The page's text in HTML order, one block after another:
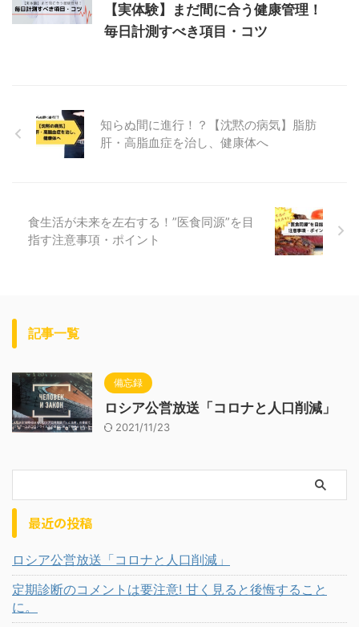
【実体験】まだ間に合う健康管理！
毎日計測すべき項目・コツ
知らぬ間に進行！？【沈黙の病気】脂肪
肝・高脂血症を治し、健康体へ
食生活が未来を左右する！”医食同源”を目
指す注意事項・ポイント
記事一覧
備忘録
ロシア公営放送「コロナと人口削減」
2021/11/23
最近の投稿
ロシア公営放送「コロナと人口削減」
定期診断のコメントは要注意! 甘く見ると後悔すること
に。